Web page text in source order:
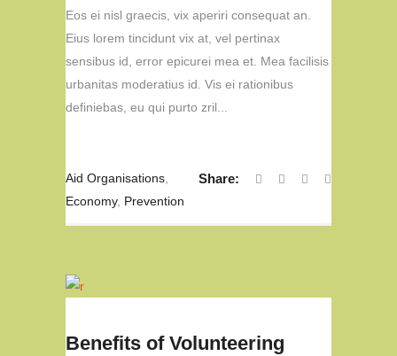
Eos ei nisl graecis, vix aperiri consequat an.
Eius lorem tincidunt vix at, vel pertinax
sensibus id, error epicurei mea et. Mea facilisis
urbanitas moderatius id. Vis ei rationibus
definiebas, eu qui purto zril...
Aid Organisations
Economy, Prevention
Share:
Benefits of Volunteering